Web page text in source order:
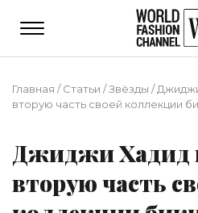
Главная /Статьи /Звёзды /
вторую часть своей коллекции
Джиджи Хадид
вторую часть